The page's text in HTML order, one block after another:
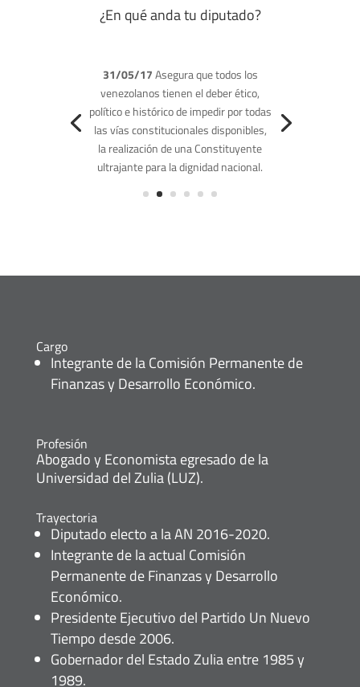
¿En qué anda tu diputado?
23/05/17
Cargo
Integrante de la Comisión Permanente de
Finanzas y Desarrollo Económico.
Profesión
Abogado y Economista egresado de la
Universidad del Zulia (LUZ).
Trayectoria
Diputado electo a la AN 2016-2020.
Integrante de la actual Comisión
Permanente de Finanzas y Desarrollo
Económico.
Presidente Ejecutivo del Partido Un Nuevo
Tiempo desde 2006.
Gobernador del Estado Zulia entre 1985 y
1989.